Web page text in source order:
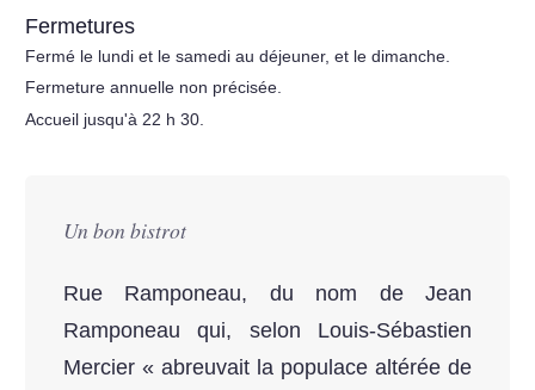
Fermetures
Fermé le lundi et le samedi au déjeuner, et le dimanche.
Fermeture annuelle non précisée.
Accueil jusqu'à 22 h 30.
Un bon bistrot
Rue Ramponeau, du nom de Jean
Ramponeau qui, selon Louis-Sébastien
Mercier « abreuvait la populace altérée de